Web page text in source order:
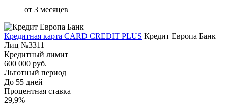
от 3 месяцев
Кредитная карта CARD CREDIT PLUS Кредит Европа Банк
Лиц №3311
Кредитный лимит
600 000 руб.
Льготный период
До 55 дней
Процентная ставка
29,9%